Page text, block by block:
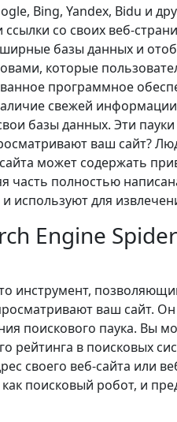
Bing, Yandex, Bidu и
со своих веб-
базы данных и
которые
программное
свежей
базы данных. Эти
ваш сайт?
может содержать
часть полностью
используют для
Engine Spider
инструмент,
ваш сайт. Он
поискового паука. Вы
рейтинга в поисковых
своего веб-сайта или
поисковый робот, и